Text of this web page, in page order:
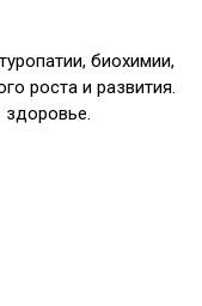
биохимии,
роста и развития.
здоровье.